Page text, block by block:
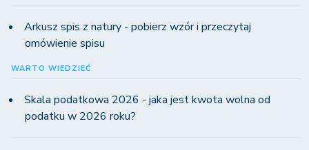
Arkusz spis z natury - pobierz wzór i przeczytaj
omówienie spisu
WARTO WIEDZIEĆ
Skala podatkowa 2026 - jaka jest kwota wolna od
podatku w 2026 roku?